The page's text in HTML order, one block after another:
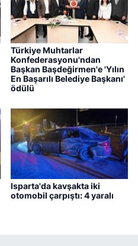
Türkiye Muhtarlar
Konfederasyonu'ndan
Başkan Başdeğirmen'e 'Yılın
En Başarılı Belediye Başkanı'
ödülü
Isparta'da kavşakta iki
otomobil çarpıştı: 4 yaralı